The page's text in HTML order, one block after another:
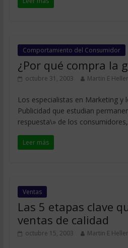
Comportamiento del Consumidor
¿Por qué compra la
octubre 31, 2003 Martin E Heller
Los especialistas en Marketing y
Publicidad que estudian
respuesta\» de los
Leer más
Ventas
Las 5 etapas clave
ventas de calidad
octubre 15, 2003 Martin E Heller